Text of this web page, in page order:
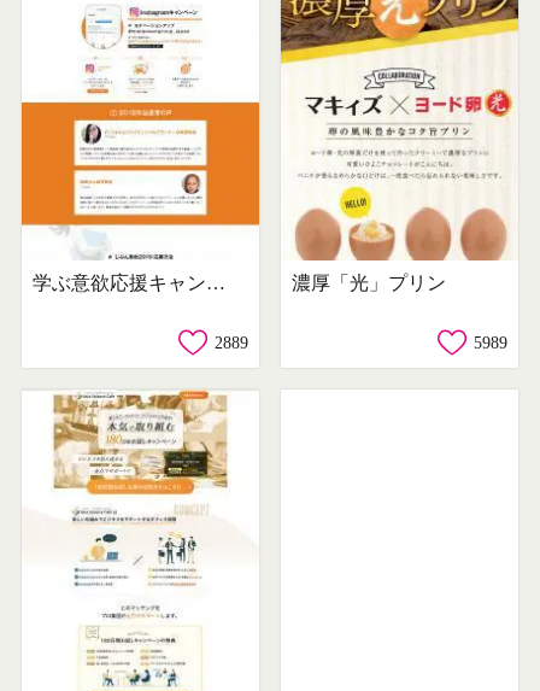
学ぶ意欲応援キャンペーン ＃じぶん革命2019
2889
濃厚「光」プリン
5989